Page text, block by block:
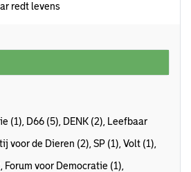
redt levens
(1), D66 (5), DENK (2), Leefbaar
voor de Dieren (2), SP (1), Volt (1),
Forum voor Democratie (1),